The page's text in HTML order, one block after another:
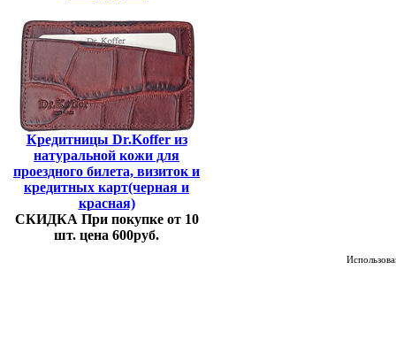
Кредитницы Dr.Koffer из
натуральной кожи для
проездного билета, визиток и
кредитных карт(черная и
красная)
СКИДКА При покупке от 10
шт. цена 600руб.